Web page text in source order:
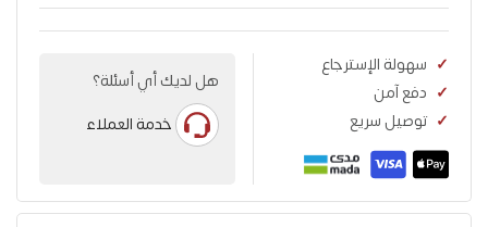
سهولة الإسترجاع
دفع آمن
توصيل سريع
هل لديك أي أسئلة؟
خدمة العملاء